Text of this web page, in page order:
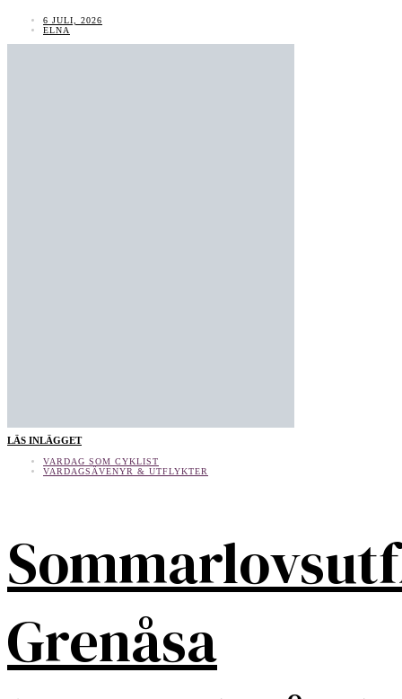
6 JULI, 2026
ELNA
LÄS INLÄGGET
VARDAG SOM CYKLIST
VARDAGSÄVENYR & UTFLYKTER
Grenåsa